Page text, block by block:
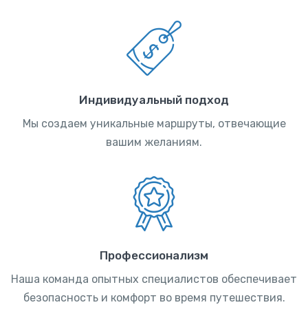
Индивидуальный подход
Мы создаем уникальные маршруты, отвечающие
вашим желаниям.
Профессионализм
Наша команда опытных специалистов обеспечивает
безопасность и комфорт во время путешествия.